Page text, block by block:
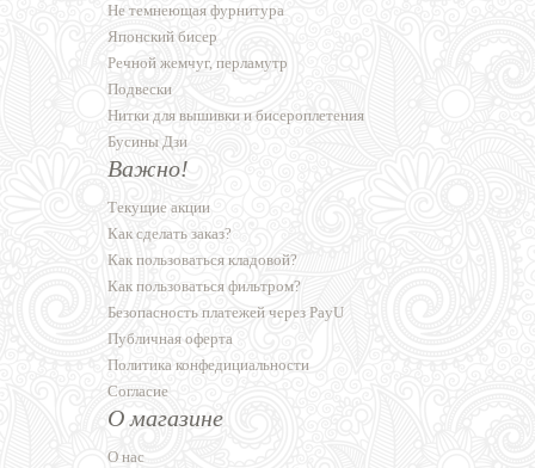
Не темнеющая фурнитура
Японский бисер
Речной жемчуг, перламутр
Подвески
Нитки для вышивки и бисероплетения
Бусины Дзи
Важно!
Текущие акции
Как сделать заказ?
Как пользоваться кладовой?
Как пользоваться фильтром?
Безопасность платежей через PayU
Публичная оферта
Политика конфедициальности
Согласие
О магазине
О нас